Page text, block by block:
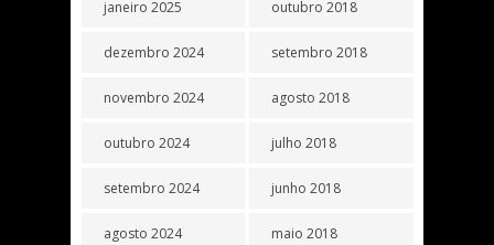
janeiro 2025
dezembro 2024
novembro 2024
outubro 2024
setembro 2024
agosto 2024
outubro 2018
setembro 2018
agosto 2018
julho 2018
junho 2018
maio 2018